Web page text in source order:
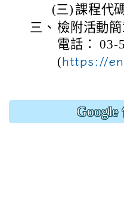
(三)課程代
三、 檢附活動
電話： 03-
(https://
Google